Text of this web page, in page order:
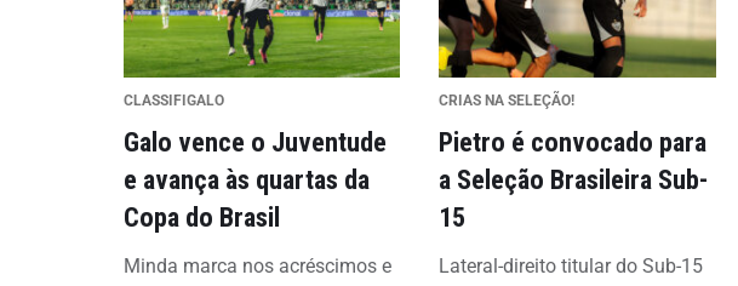
CLASSIFIGALO
Galo vence o Juventude
e avança às quartas da
Copa do Brasil
Minda marca nos acréscimos e
CRIAS NA SELEÇÃO!
Pietro é convocado para
a Seleção Brasileira Sub-
15
Lateral-direito titular do Sub-15